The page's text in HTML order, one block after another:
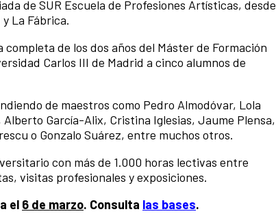
de SUR Escuela de Profesiones Artísticas, desde
La Fábrica.
de los dos años del Máster de Formación
Carlos III de Madrid a cinco alumnos de
de maestros como Pedro Almodóvar, Lola
García-Alix, Cristina Iglesias, Jaume Plensa,
o Gonzalo Suárez, entre muchos otros.
con más de 1.000 horas lectivas entre
visitas profesionales y exposiciones.
el 6 de marzo. Consulta las bases.